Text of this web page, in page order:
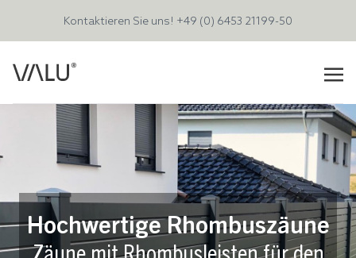
Kontaktieren Sie uns! +49 (0) 6453 21199-50
Hochwertige Rhombuszäune